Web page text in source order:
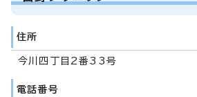
住所
今川四丁目2番33号
電話番号